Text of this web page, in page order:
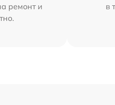
ремонт и
в